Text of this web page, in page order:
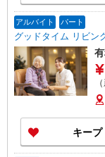
アルバイト パート
グッドタイム リビン
キープ